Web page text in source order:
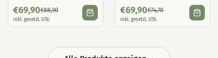
€69,90€88,90
inkl. gesetzl. USt.
€69,90€74,70
inkl. gesetzl. USt.